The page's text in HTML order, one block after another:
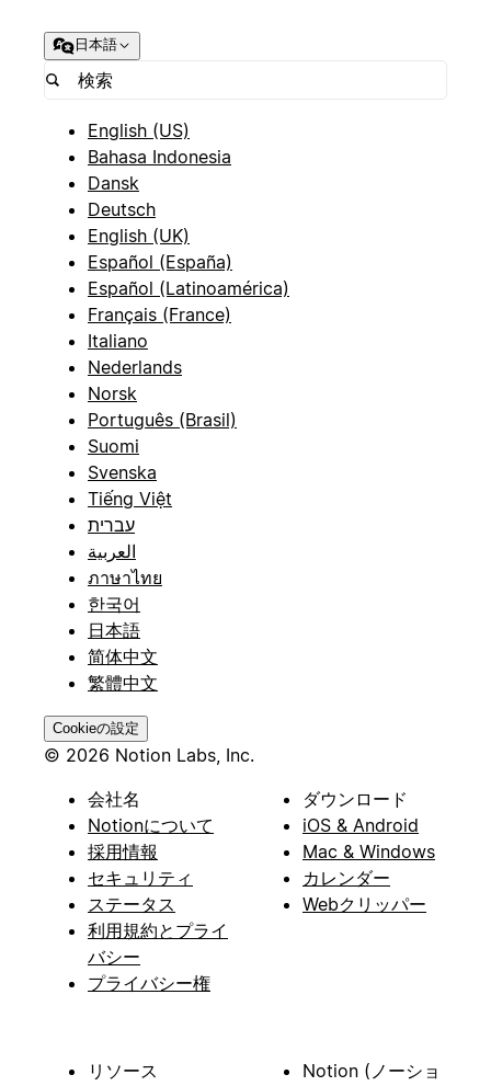
日本語
English (US)
Bahasa Indonesia
Dansk
Deutsch
English (UK)
Español (España)
Español (Latinoamérica)
Français (France)
Italiano
Nederlands
Norsk
Português (Brasil)
Suomi
Svenska
Tiếng Việt
עברית
العربية
ภาษาไทย
한국어
日本語
简体中文
繁體中文
Cookieの設定
© 2026 Notion Labs, Inc.
会社名
Notionについて
採用情報
セキュリティ
ステータス
利用規約とプライ
バシー
プライバシー権
ダウンロード
iOS & Android
Mac & Windows
カレンダー
Webクリッパー
リソース
Notion (ノーショ